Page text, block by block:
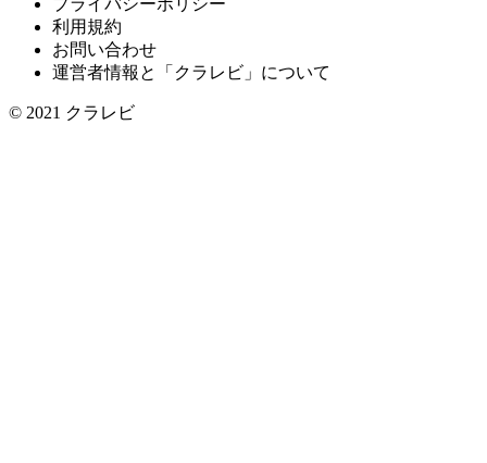
利用規約
お問い合わせ
運営者情報と「クラレビ」について
© 2021 クラレビ